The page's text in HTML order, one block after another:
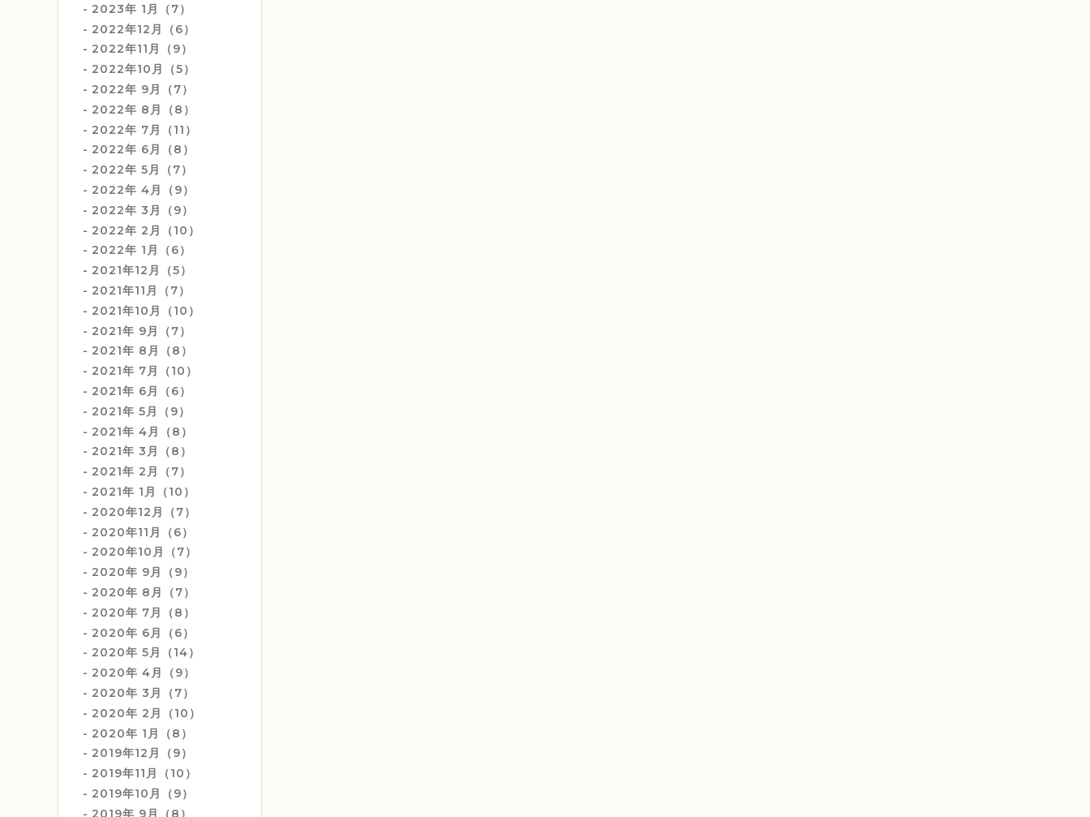
2023年 1月（7）
2022年12月（6）
2022年11月（9）
2022年10月（5）
2022年 9月（7）
2022年 8月（8）
2022年 7月（11）
2022年 6月（8）
2022年 5月（7）
2022年 4月（9）
2022年 3月（9）
2022年 2月（10）
2022年 1月（6）
2021年12月（5）
2021年11月（7）
2021年10月（10）
2021年 9月（7）
2021年 8月（8）
2021年 7月（10）
2021年 6月（6）
2021年 5月（9）
2021年 4月（8）
2021年 3月（8）
2021年 2月（7）
2021年 1月（10）
2020年12月（7）
2020年11月（6）
2020年10月（7）
2020年 9月（9）
2020年 8月（7）
2020年 7月（8）
2020年 6月（6）
2020年 5月（14）
2020年 4月（9）
2020年 3月（7）
2020年 2月（10）
2020年 1月（8）
2019年12月（9）
2019年11月（10）
2019年10月（9）
2019年 9月（8）